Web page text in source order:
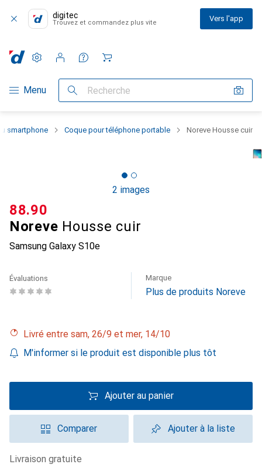
digitec
Trouvez et commandez plus vite Vers l'app
Navigation par catégorie
Menu Recherche
Paramètres
Compte client
Listes de comparaison
Listes d'envies
Panier
smartphone Coque pour téléphone portable Noreve Housse cuir
2 images
Noreve Housse cuir
Samsung Galaxy S10e
CHF
88.90
Évaluations Marque
Plus de produits Noreve
Livré entre sam, 26/9 et mer, 14/10
M'informer si le produit est disponible plus tôt
Ajouter au panier
Comparer Ajouter à la liste
livraison gratuite